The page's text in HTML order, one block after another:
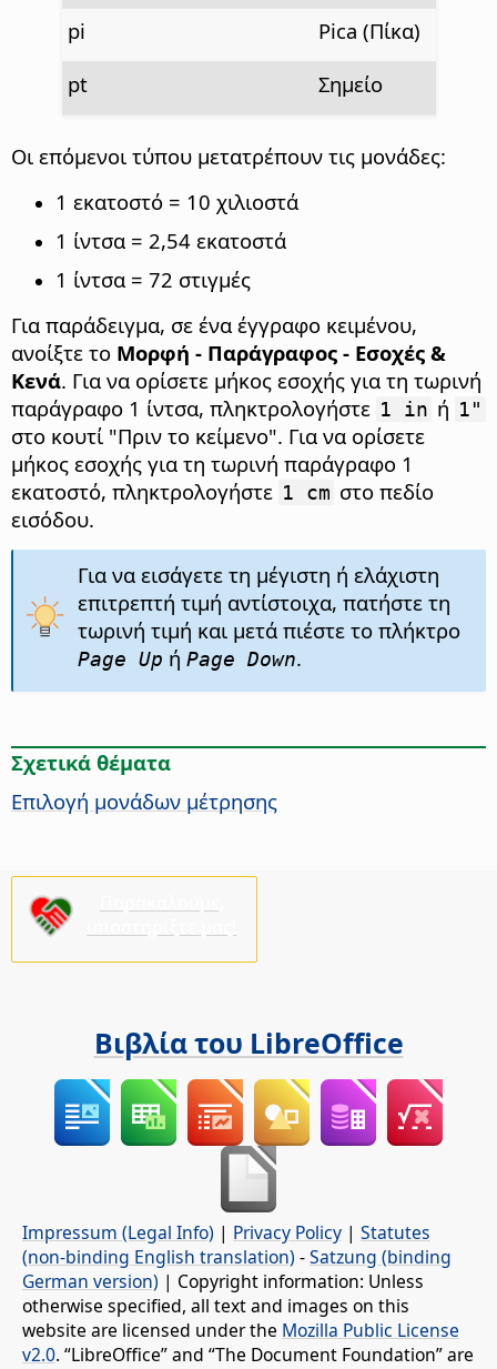
pi
Pica (Πίκα)
pt
Σημείο
Οι επόμενοι τύπου μετατρέπουν τις μονάδες:
1 εκατοστό = 10 χιλιοστά
1 ίντσα = 2,54 εκατοστά
1 ίντσα = 72 στιγμές
Για παράδειγμα, σε ένα έγγραφο κειμένου,
ανοίξτε το Μορφή - Παράγραφος - Εσοχές &
Κενά. Για να ορίσετε μήκος εσοχής για τη τωρινή
παράγραφο 1 ίντσα, πληκτρολογήστε 1 in ή 1"
στο κουτί "Πριν το κείμενο". Για να ορίσετε
μήκος εσοχής για τη τωρινή παράγραφο 1
εκατοστό, πληκτρολογήστε 1 cm στο πεδίο
εισόδου.
Για να εισάγετε τη μέγιστη ή ελάχιστη
επιτρεπτή τιμή αντίστοιχα, πατήστε τη
τωρινή τιμή και μετά πιέστε το πλήκτρο
Page Up ή Page Down.
Σχετικά θέματα
Επιλογή μονάδων μέτρησης
Βιβλία του LibreOffice
Impressum (Legal Info) | Privacy Policy | Statutes
(non-binding English translation) -Satzung (binding
German version) | Copyright information: Unless
otherwise specified, all text and images on this
website are licensed under the Mozilla Public License
v2.0. “LibreOffice” and “The Document Foundation” are